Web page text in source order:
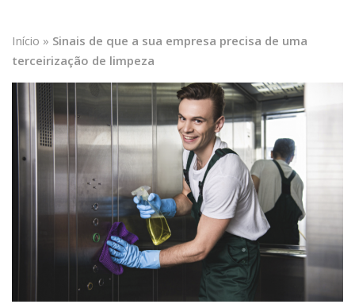
Início » Sinais de que a sua empresa precisa de uma
terceirização de limpeza